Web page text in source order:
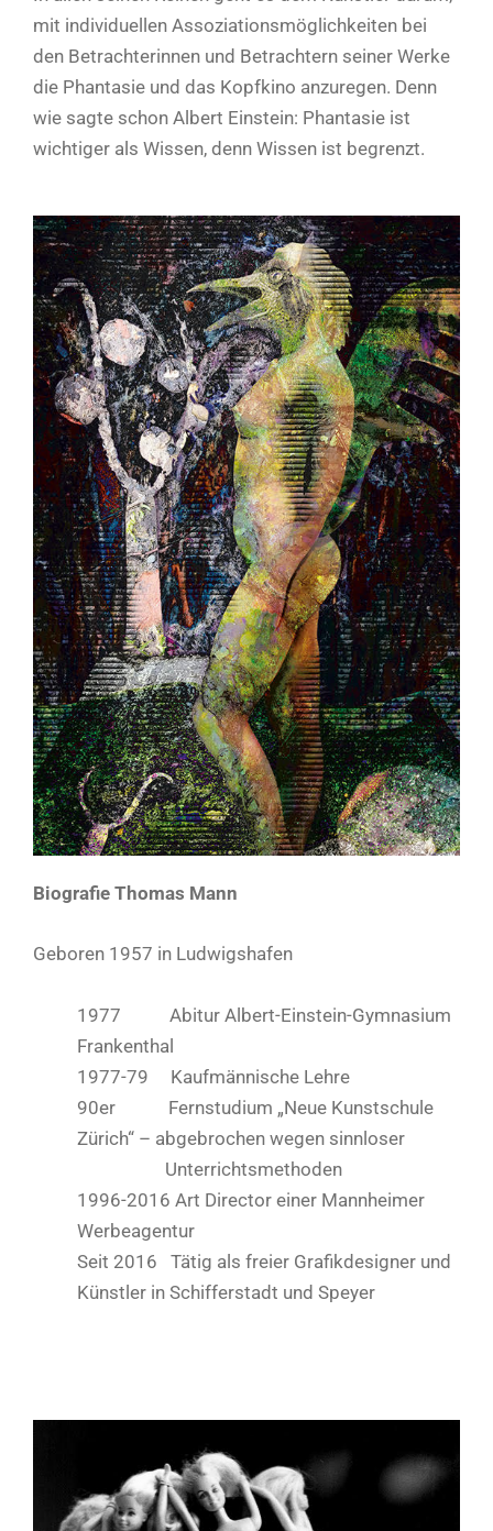
mit individuellen Assoziationsmöglichkeiten bei
den Betrachterinnen und Betrachtern seiner Werke
die Phantasie und das Kopfkino anzuregen. Denn
wie sagte schon Albert Einstein: Phantasie ist
wichtiger als Wissen, denn Wissen ist begrenzt.
Biografie Thomas Mann
Geboren 1957 in Ludwigshafen
1977 Abitur Albert-Einstein-Gymnasium
Frankenthal
1977-79 Kaufmännische Lehre
90er Fernstudium „Neue Kunstschule
Zürich“ – abgebrochen wegen sinnloser
Unterrichtsmethoden
1996-2016 Art Director einer Mannheimer
Werbeagentur
Seit 2016 Tätig als freier Grafikdesigner und
Künstler in Schifferstadt und Speyer